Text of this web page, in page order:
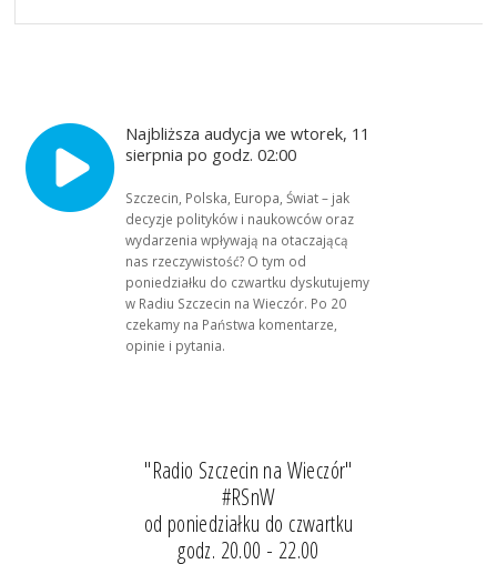
Najbliższa audycja we wtorek, 11
sierpnia po godz. 02:00
Szczecin, Polska, Europa, Świat – jak
decyzje polityków i naukowców oraz
wydarzenia wpływają na otaczającą
nas rzeczywistość? O tym od
poniedziałku do czwartku dyskutujemy
w Radiu Szczecin na Wieczór. Po 20
czekamy na Państwa komentarze,
opinie i pytania.
"Radio Szczecin na Wieczór"
#RSnW
od poniedziałku do czwartku
godz. 20.00 - 22.00